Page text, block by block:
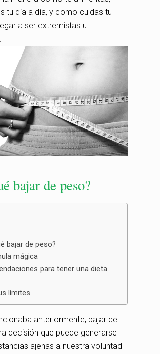
tu día a día, y como cuidas tu
a ser extremistas u
bajar de peso?
bajar de peso?
mágica
para tener una dieta
límites
anteriormente, bajar de
decisión que puede generarse
ajenas a nuestra voluntad